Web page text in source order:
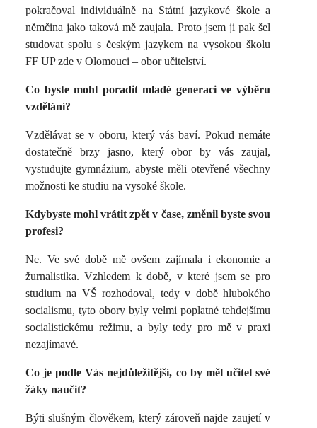
pokračoval individuálně na Státní jazykové škole a
němčina jako taková mě zaujala. Proto jsem ji pak šel
studovat spolu s českým jazykem na vysokou školu
FF UP zde v Olomouci – obor učitelství.
Co byste mohl poradit mladé generaci ve výběru
vzdělání?
Vzdělávat se v oboru, který vás baví. Pokud nemáte
dostatečně brzy jasno, který obor by vás zaujal,
vystudujte gymnázium, abyste měli otevřené všechny
možnosti ke studiu na vysoké škole.
Kdybyste mohl vrátit zpět v čase, změnil byste svou
profesi?
Ne. Ve své době mě ovšem zajímala i ekonomie a
žurnalistika. Vzhledem k době, v které jsem se pro
studium na VŠ rozhodoval, tedy v době hlubokého
socialismu, tyto obory byly velmi poplatné tehdejšímu
socialistickému režimu, a byly tedy pro mě v praxi
nezajímavé.
Co je podle Vás nejdůležitější, co by měl učitel své
žáky naučit?
Býti slušným člověkem, který zároveň najde zaujetí v